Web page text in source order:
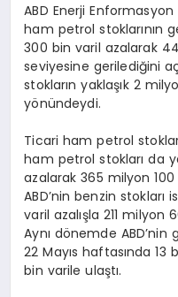
ABD Enerji
ham petrol stoklarının
300 bin varil azalarak
seviyesine gerilediğini
stokların yaklaşık 2
yönündeydi.
Ticari ham petrol
ham petrol stokları da
azalarak 365 milyon
ABD’nin benzin stokları
varil azalışla 211
Aynı dönemde
22 Mayıs haftasında 13
bin varile ulaştı.